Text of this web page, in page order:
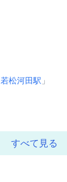
若松河田駅 」
すべて見る